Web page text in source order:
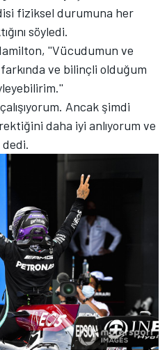
fiziksel durumuna her
söyledi.
''Vücudumun ve
ve bilinçli olduğum
Ancak şimdi
daha iyi anlıyorum ve